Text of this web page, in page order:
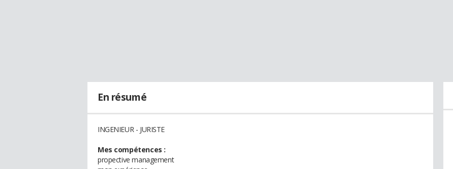
En résumé
INGENIEUR - JURISTE
Mes compétences :
propective management